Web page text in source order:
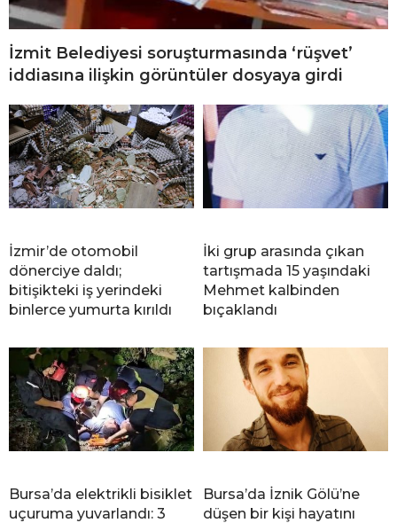
İzmit Belediyesi soruşturmasında ‘rüşvet’
iddiasına ilişkin görüntüler dosyaya girdi
İzmir’de otomobil
dönerciye daldı;
bitişikteki iş yerindeki
binlerce yumurta kırıldı
İki grup arasında çıkan
tartışmada 15 yaşındaki
Mehmet kalbinden
bıçaklandı
Bursa’da elektrikli bisiklet
uçuruma yuvarlandı: 3
Bursa’da İznik Gölü’ne
düşen bir kişi hayatını